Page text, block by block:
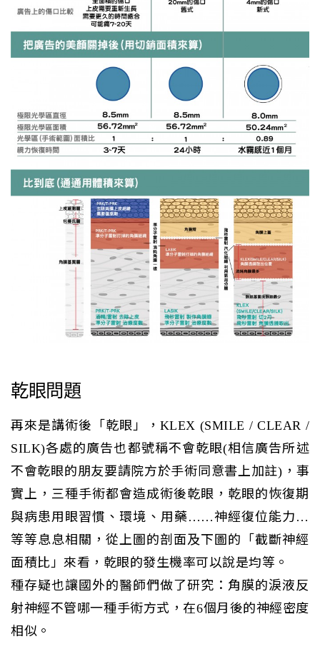
乾眼問題
再來是講術後「乾眼」，KLEX (SMILE / CLEAR /
SILK)各處的廣告也都號稱不會乾眼(相信廣告所述
不會乾眼的朋友要請院方於手術同意書上加註)，事
實上，三種手術都會造成術後乾眼，乾眼的恢復期
與病患用眼習慣、環境、用藥……神經復位能力…
等等息息相關，從上圖的剖面及下圖的「截斷神經
面積比」來看，乾眼的發生機率可以說是均等。
種存疑也讓國外的醫師們做了研究：角膜的淚液反
射神經不管哪一種手術方式，在6個月後的神經密度
相似。